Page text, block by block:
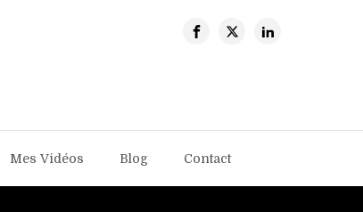
Mes Vidéos Blog Contact